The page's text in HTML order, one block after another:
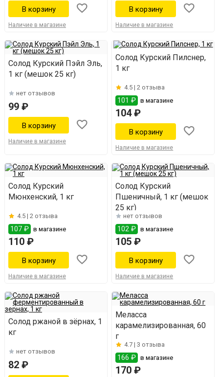
Наличие в магазине Наличие в магазине
Солод Курский Пэйл Эль,
1 кг (мешок 25 кг)
нет отзывов
99 ₽
Наличие в магазине
Солод Курский Пилснер,
1 кг
4.5 |2 отзыва
101 ₽ в магазине
104 ₽
Наличие в магазине
Солод Курский
Мюнхенский, 1 кг
4.5 | 2 отзыва
107 ₽ в магазине
110 ₽
Наличие в магазине
Солод Курский
Пшеничный, 1 кг (мешок
25 кг)
нет отзывов
102 ₽ в магазине
105 ₽
Наличие в магазине
Солод ржаной в зёрнах, 1
кг
нет отзывов
82 ₽
Меласса
карамелизированная, 60
г
4.7 |3 отзыва
166 ₽ в магазине
170 ₽